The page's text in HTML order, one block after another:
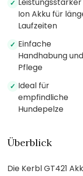
✓ Leistungsstarker
Ion Akku für
Laufzeiten
✓ Einfache
Handhabung und
Pflege
✓ Ideal für
empfindliche
Hundepelze
Überblick
Die Kerbl GT421